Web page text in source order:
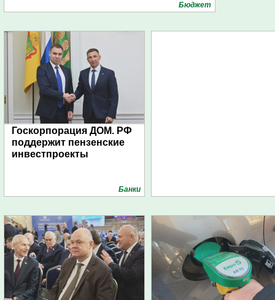
Бюджет
Госкорпорация ДОМ. РФ
поддержит пензенские
инвестпроекты
Банки